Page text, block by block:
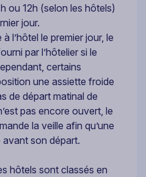
ou 12h (selon les hôtels)
jour.
l’hôtel le premier jour, le
par l’hôtelier si le
certains
une assiette froide
de départ matinal de
pas encore ouvert, le
la veille afin qu’une
son départ.
hôtels sont classés en